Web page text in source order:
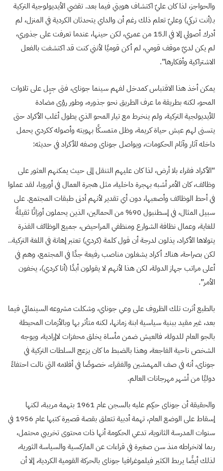
والحواجز، لذا كان عليّ اكتشاف هويتي فيما بعد. تقضي الأيديولوجية التركية
بـ(أنت تركي) وعليّ تعلم ذلك رغم أن والداي يتحدثان الكردية في المنزل، لم
أدرك أصولي إلا في الـ15 من عمري، لكن حينها، عندما تعرفت على جذوري،
لم يكن لديّ موقف قومي، لم أكن قوميًا لأنني كنت قد اكتشفت بالفعل
الاشتراكية وأفكارها”.
يمكن أخذ هذا الاقتباس كمدخل لفهم سينما جوناى، فتى جبِل على تلاوات
المحو، لكنه بطريقة ما عرف الطريق نحو جذوره، وطور رؤى مضادة
للأيديولجية التركية، ولم ينخرط مع تيار المحو الذي يطول أغلب الأكراد حتى
يتسنى لهم عيش حياة كريمة، وظل متمسكًا بهويته وأصوله ككردي يحمل
داخله آثار وآثام الحكومات، ويواصل جوناى وصفه للأكراد في حديثه:
“الأكراد فقراء بلا أرض، لذا كان عليهم التنقل إلى حيث يمكنهم العثور على
وظائف، كان الأمر أشبه بهجرة داخلية، مثل هجرة العمال في أوروبا، لقد عملوا
في أحط الوظائف وأصعبها، دون أي تقدير لأنهم أدنى طبقات المجتمع. على
سبيل المثال، في إسطنبول 90% من الحمالين، الذين يحملون أوزانًا ثقيلةً
للغاية، وعمال نظافة الشوارع ومنظفي المراحيض، جميع الوظائف القذرة
يتولاها الأكراد، يذلون لدرجة أن قول كلمة (كردي) تعتبر إهانة في اللغة التركية..
لكن بصراحة، هناك أكراد يشغلون مناصب رفيعة جدًا في المجتمع، وهم في
أعلى مراتب جهاز الدولة، لكن هذا لأنهم لا يقولون أبدًا (أنا كردي)، يخفون
الأمر”.
بالطبع أثرت تلك الظروف على وعي جوناي، وشكلت مشروعه السينمائي فيما
بعد، غير مقيد ببنية سياسية ابنة زمانها، لكنه متأثر بها وبالأزمات المحيطة
بالجو العام للدولة، فالعيش ضمن مأساة يخلق محفزات لاإرادية، ويوجه
الشخص ناحية الفاجعة، وهذا بالضبط ما كان يزعج السلطات التركية في
جوناى، أنه في صف المهمشين والفقراء، خصوصًا في أفلامه التي نالت احتفاءً
دوليًا من أشهر مهرجانات العالم.
والحقيقة أن جوناى حكِم عليه بالسجن عام 1961 بتهمة مريبة، لكنها
إسقاط على الوضع العام، تهمة أدبية تتعلق بقصة قصيرة كتبها عام 1956 في
سنوات المدرسة الثانوية، تدعي الحكومة أنها ذات محتوى تخريبي محتمل،
ربما لانخراطه منذ سن صغيرة في قراءات عن الماركسية والسياسة الثورية،
لذلك أيضًا يربط الكثير فيلموغرافيا جوناى بالحركة القومية الكردية، إلا أن